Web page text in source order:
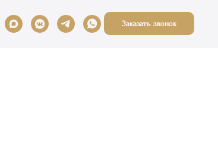
Заказать звонок